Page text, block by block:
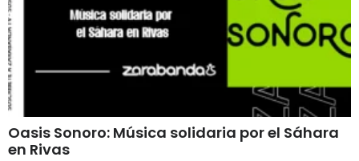
Oasis Sonoro: Música solidaria por el Sáhara
en Rivas